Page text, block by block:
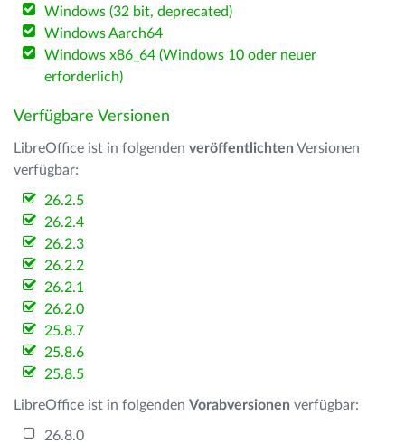
Windows (32 bit, deprecated)
Windows Aarch64
Windows x86_64 (Windows 10 oder neuer
erforderlich)
Verfügbare Versionen
LibreOffice ist in folgenden veröffentlichten Versionen
verfügbar:
26.2.5
26.2.4
26.2.3
26.2.2
26.2.1
26.2.0
25.8.7
25.8.6
25.8.5
LibreOffice ist in folgenden Vorabversionen verfügbar:
26.8.0